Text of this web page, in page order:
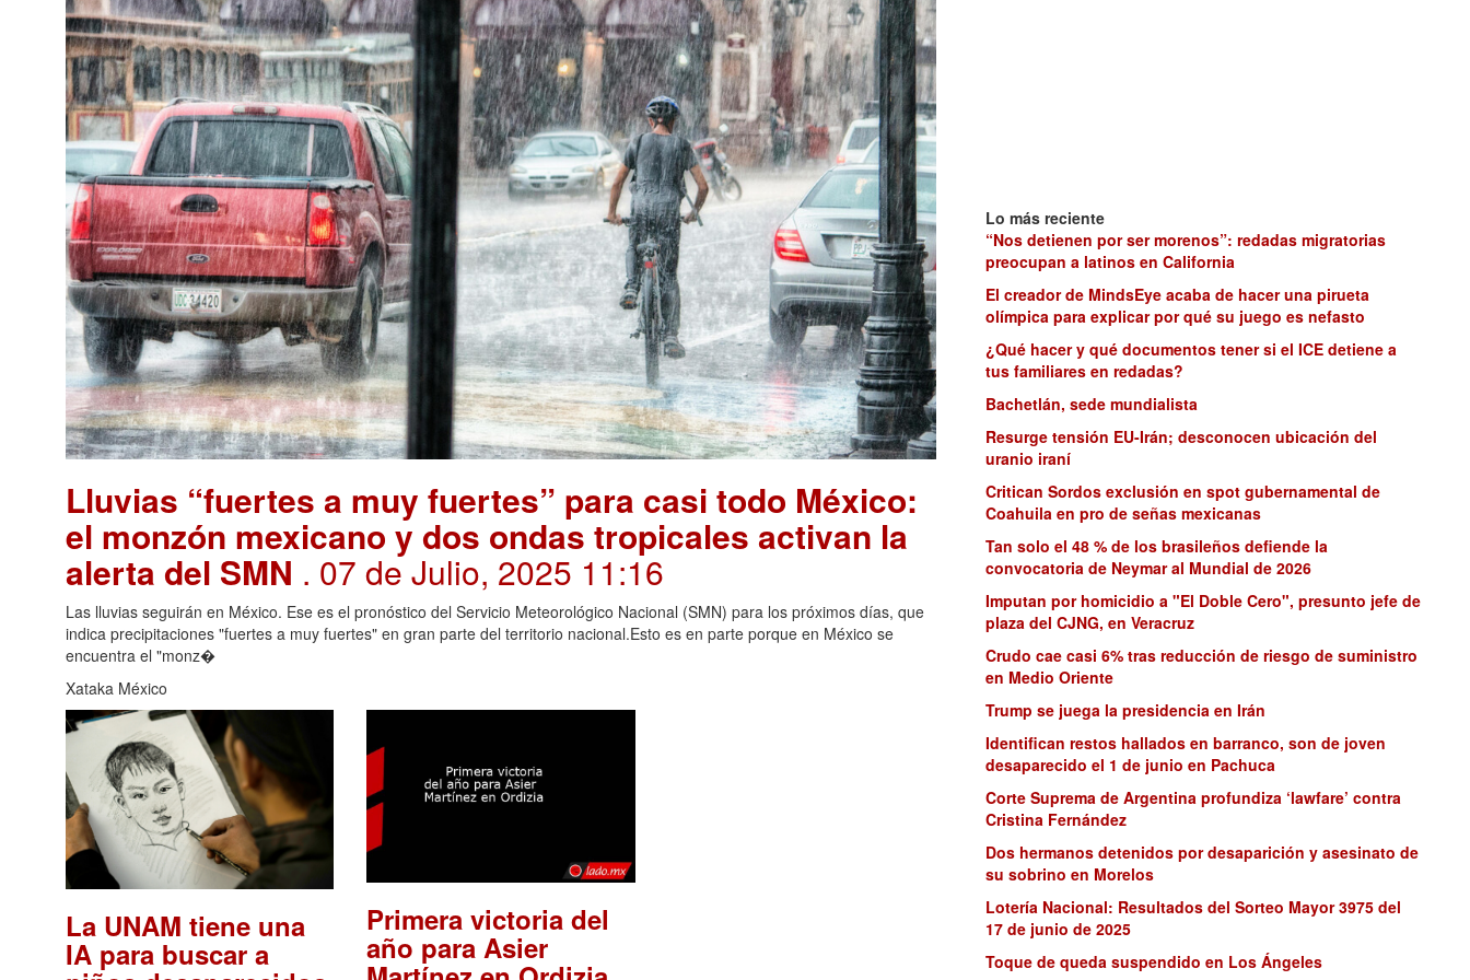
Lluvias “fuertes a muy fuertes” para casi todo México:
el monzón mexicano y dos ondas tropicales activan la
alerta del SMN . 07 de Julio, 2025 11:16
Las lluvias seguirán en México. Ese es el pronóstico del Servicio Meteorológico Nacional (SMN) para los próximos días, que
indica precipitaciones "fuertes a muy fuertes" en gran parte del territorio nacional.Esto es en parte porque en México se
encuentra el "monz�
Xataka México
La UNAM tiene una
IA para buscar a
Primera victoria del
año para Asier
Lo más reciente
“Nos detienen por ser morenos”: redadas migratorias
preocupan a latinos en California
El creador de MindsEye acaba de hacer una pirueta
olímpica para explicar por qué su juego es nefasto
¿Qué hacer y qué documentos tener si el ICE detiene a
tus familiares en redadas?
Bachetlán, sede mundialista
Resurge tensión EU-Irán; desconocen ubicación del
uranio iraní
Critican Sordos exclusión en spot gubernamental de
Coahuila en pro de señas mexicanas
Tan solo el 48 % de los brasileños defiende la
convocatoria de Neymar al Mundial de 2026
Imputan por homicidio a "El Doble Cero", presunto jefe de
plaza del CJNG, en Veracruz
Crudo cae casi 6% tras reducción de riesgo de suministro
en Medio Oriente
Trump se juega la presidencia en Irán
Identifican restos hallados en barranco, son de joven
desaparecido el 1 de junio en Pachuca
Corte Suprema de Argentina profundiza ‘lawfare’ contra
Cristina Fernández
Dos hermanos detenidos por desaparición y asesinato de
su sobrino en Morelos
Lotería Nacional: Resultados del Sorteo Mayor 3975 del
17 de junio de 2025
Toque de queda suspendido en Los Ángeles